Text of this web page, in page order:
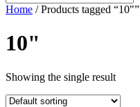
Home / Products tagged “10"”
10"
Showing the single result